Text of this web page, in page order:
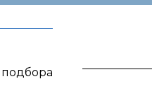
подбора